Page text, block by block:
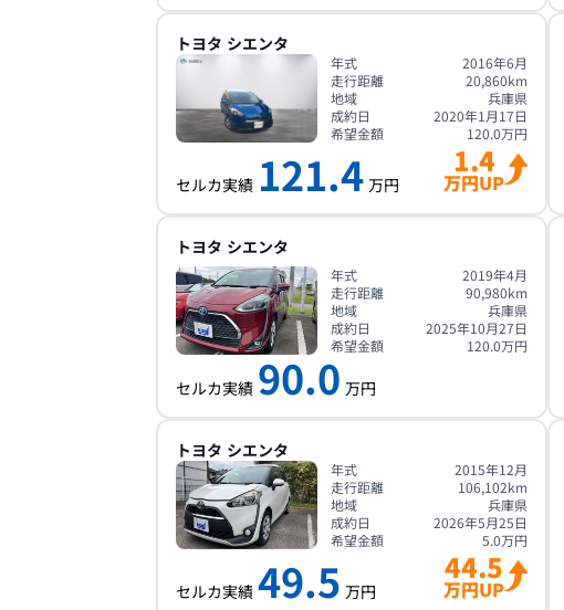
トヨタ シエンタ
年式
2016年6月
走行距離
20,860km
地域
兵庫県
成約日
2020年1月17日
希望金額
120.0万円
セルカ実績 121.4 万円
1.4
万円UP
トヨタ シエンタ
年式
2019年4月
走行距離
90,980km
地域
兵庫県
成約日
2025年10月27日
希望金額
120.0万円
セルカ実績 90.0 万円
トヨタ シエンタ
年式
2015年12月
走行距離
106,102km
地域
兵庫県
成約日
2026年5月25日
希望金額
5.0万円
セルカ実績 49.5 万円
44.5
万円UP